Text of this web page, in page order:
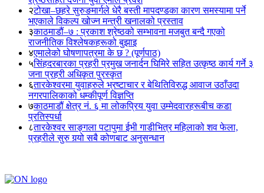
२टोखा–छहरे सुरुङमार्गले धेरै बस्ती मापदण्डका कारण समस्यामा पर्ने
भएकाले विकल्प खोज्न मन्त्री खनालको प्रस्ताव
३काठमाडौं–७ : प्रकाश श्रेष्ठको सम्भावना मजबुत बन्दै गएको
राजनीतिक विश्लेषकहरूको बुझाइ
४एमालेको घोषणापत्रमा के छ ? (पूर्णपाठ)
५सिंहदरबारका प्रहरी प्रमुख जनार्दन घिमिरे सहित उत्कृष्ठ कार्य गर्ने ३
जना प्रहरी अधिकृत पुरस्कृत
६तारकेश्वरमा युवाहरुले भ्रष्टाचार र बेथितिविरुद्ध आवाज उठाँउदा
नगरपालिकाको धम्कीपूर्ण विज्ञप्ति
७काठमाडौं क्षेत्र नं. ६ मा लोकप्रिय युवा उम्मेदवारहरूबीच कडा
प्रतिस्पर्धा
८तारकेश्वर साङ्गला पटापुमा ईभी गाडीभित्र महिलाको शव फेला,
प्रहरीले सुरु गर्‍यो सबै कोणबाट अनुसन्धान